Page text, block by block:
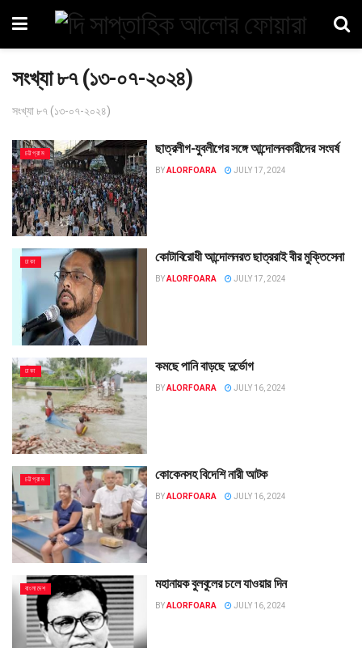
সংখ্যা ৮৭ (১৩-০৭-২০২৪)
সংখ্যা ৮৭ (১৩-০৭-২০২৪)
চট্টগ্রাম ছাত্রলীগ-যুবলীগের সঙ্গে আন্দোলনকারীদের সংঘর্ষ
BYALORFOARA JULY 17, 2024
ঢাকা কোটাবিরোধী আন্দোলনরত ছাত্ররাই বীর মুক্তিসেনা
BYALORFOARA JULY 17, 2024
ঢাকা কমছে পানি বাড়ছে দুর্ভোগ
BYALORFOARA JULY 16, 2024
চট্টগ্রাম কোকেনসহ বিদেশি নারী আটক
BYALORFOARA JULY 16, 2024
বাংলাদেশ মহানায়ক বুলবুলের চলে যাওয়ার দিন
BYALORFOARA JULY 16, 2024